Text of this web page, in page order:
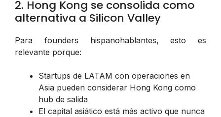
2. Hong Kong se consolida como
alternativa a Silicon Valley
Para founders hispanohablantes, esto es
relevante porque:
Startups de LATAM con operaciones en
Asia pueden considerar Hong Kong como
hub de salida
El capital asiático está más activo que nunca